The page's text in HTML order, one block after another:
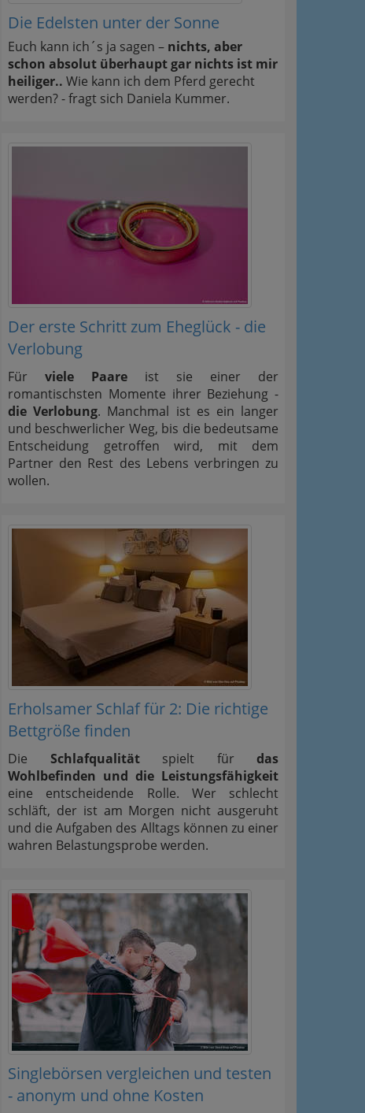
Die Edelsten unter der Sonne
Euch kann ich´s ja sagen – nichts, aber
schon absolut überhaupt gar nichts ist mir
heiliger.. Wie kann ich dem Pferd gerecht
werden? - fragt sich Daniela Kummer.
Der erste Schritt zum Eheglück - die
Verlobung
Für viele Paare ist sie einer der
romantischsten Momente ihrer Beziehung -
die Verlobung. Manchmal ist es ein langer
und beschwerlicher Weg, bis die bedeutsame
Entscheidung getroffen wird, mit dem
Partner den Rest des Lebens verbringen zu
wollen.
Erholsamer Schlaf für 2: Die richtige
Bettgröße finden
Die Schlafqualitätspielt für das
Wohlbefinden und die Leistungsfähigkeit
eine entscheidende Rolle. Wer schlecht
schläft, der ist am Morgen nicht ausgeruht
und die Aufgaben des Alltags können zu einer
wahren Belastungsprobe werden.
Singlebörsen vergleichen und testen
- anonym und ohne Kosten